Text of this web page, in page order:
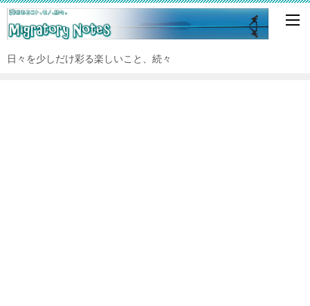
日々を少しだけ彩る楽しいこと、続々